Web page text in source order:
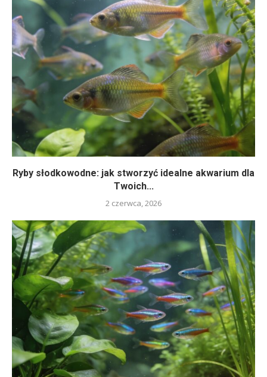
Ryby słodkowodne: jak stworzyć idealne akwarium dla
Twoich...
2 czerwca, 2026